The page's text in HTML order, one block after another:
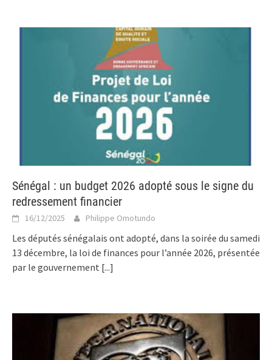
Sénégal : un budget 2026 adopté sous le signe du
redressement financier
16/12/2025 Philippe Omotundo
Les députés sénégalais ont adopté, dans la soirée du samedi
13 décembre, la loi de finances pour l’année 2026, présentée
par le gouvernement [...]